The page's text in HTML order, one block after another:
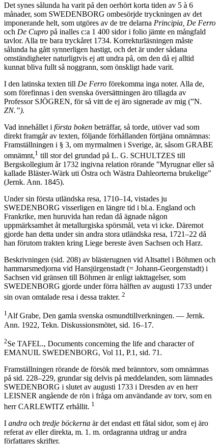
Det synes sålunda ha varit på den oerhört korta tiden av 5 à 6
månader, som SWEDENBORG ombesörjde tryckningen av det
imponerande helt, som utgöres av de tre delarna Principia, De Ferro
och De Cupro på inalles c:a 1 400 sidor i folio jämte en mångfald
tavlor. Alla tre bara tryckåret 1734. Korrekturläsningen måste
sålunda ha gått synnerligen hastigt, och det är under sådana
omständigheter naturligtvis ej att undra på, om den då ej alltid
kunnat bliva fullt så noggrann, som önskligt hade varit.
I den latinska texten till De Ferro förekomma inga noter. Alla de,
som förefinnas i den svenska översättningen äro tillagda av
Professor SJÖGREN, för så vitt de ej äro signerade av mig (”N.
ZN.”).
Vad innehållet i första boken beträffar, så torde, utöver vad som
direkt framgår av texten, följande förhållanden förtjäna omnämnas:
Framställningen i § 3, om myrmalmen i Sverige, är, såsom GRABE
omnämnt,1 till stor del grundad på L. G. SCHULTZES till
Bergskollegium år 1732 ingivna relation rörande ”Myrugnar eller så
kallade Bläster-Wärk uti Östra och Wästra Dahleorterna brukelige”
(Jernk. Ann. 1845).
Under sin första utländska resa, 1710–14, vistades ju
SWEDENBORG visserligen en längre tid i bl.a. England och
Frankrike, men huruvida han redan då ägnade någon
uppmärksamhet åt metallurgiska spörsmål, veta vi icke. Däremot
gjorde han detta under sin andra stora utländska resa, 1721–22 då
han förutom trakten kring Liege bereste även Sachsen och Harz.
Beskrivningen (sid. 208) av blästerugnen vid Altsattel i Böhmen och
hammarsmedjorna vid Hansjürgenstadt (= Johann-Georgenstadt) i
Sachsen vid gränsen till Böhmen är enligt iakttagelser, som
SWEDENBORG gjorde under förra hälften av augusti 1733 under
sin ovan omtalade resa i dessa trakter. 2
1Alf Grabe, Den gamla svenska osmundtillverkningen. — Jernk.
Ann. 1922, Tekn. Diskussionsmötet, sid. 16–17.
2Se TAFEL., Documents concerning the life and character of
EMANUIL SWEDENBORG, Vol 11, P.1, sid. 71.
Framställningen rörande de försök med bränntorv, som omnämnas
på sid. 228–229, grundar sig delvis på meddelanden, som lämnades
SWEDENBORG i slutet av augusti 1733 i Dresden av en herr
LEISNER angående de rön i fråga om användande av torv, som en
herr CARLEWITZ erhållit. 1
I andra och tredje böckerna är det endast ett fåtal sidor, som ej äro
referat av eller direkta, m. 1. m. ordagranna utdrag ur andra
författares skrifter.